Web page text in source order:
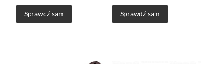
Sprawdź sam Sprawdź sam